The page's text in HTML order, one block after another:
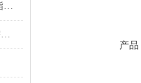
行车安全滑触线指示灯 滑触线安全指示灯介绍
有弧度弯道的选用弧形安全滑触线需要注意哪些问题？
产品